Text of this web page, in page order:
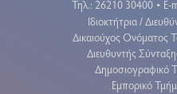
Τηλ.: 26210 30400 • E-
Ιδιοκτήτρια /
Δικαιούχος Ονόματος
Διευθυντής
Δημοσιογραφικό
Εμπορικό